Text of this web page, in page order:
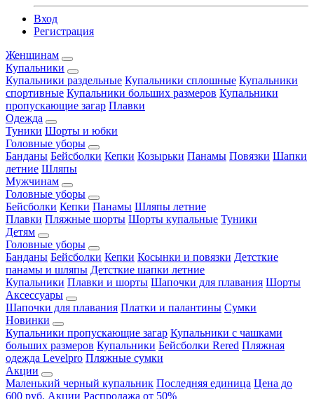
Вход
Регистрация
Женщинам
Купальники
Купальники раздельные Купальники сплошные Купальники
спортивные Купальники больших размеров Купальники
пропускающие загар Плавки
Одежда
Туники Шорты и юбки
Головные уборы
Банданы Бейсболки Кепки Козырьки Панамы Повязки Шапки
летние Шляпы
Мужчинам
Головные уборы
Бейсболки Кепки Панамы Шляпы летние
Плавки Пляжные шорты Шорты купальные Туники
Детям
Головные уборы
Банданы Бейсболки Кепки Косынки и повязки Детсткие
панамы и шляпы Детсткие шапки летние
Купальники Плавки и шорты Шапочки для плавания Шорты
Аксессуары
Шапочки для плавания Платки и палантины Сумки
Новинки
Купальники пропускающие загар Купальники с чашками
больших размеров Купальники Бейсболки Rered Пляжная
одежда Levelpro Пляжные сумки
Акции
Маленький черный купальник Последняя единица Цена до
600 руб. Акции Распродажа от 50%